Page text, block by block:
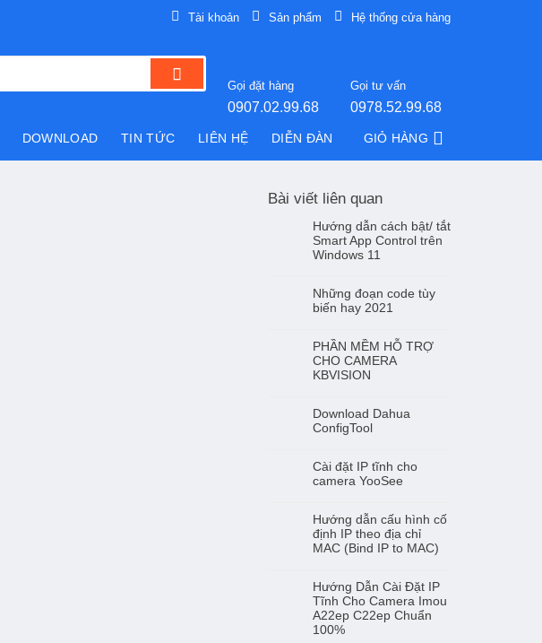
Tài khoản Sản phẩm Hệ thống cửa hàng
Gọi đặt hàng
0907.02.99.68
Gọi tư vấn
0978.52.99.68
DOWNLOAD TIN TỨC LIÊN HỆ DIỄN ĐÀN GIỎ HÀNG
Bài viết liên quan
Hướng dẫn cách bật/ tắt
Smart App Control trên
Windows 11
Những đoạn code tùy
biến hay 2021
PHẦN MỀM HỖ TRỢ
CHO CAMERA
KBVISION
Download Dahua
ConfigTool
Cài đặt IP tĩnh cho
camera YooSee
Hướng dẫn cấu hình cố
định IP theo địa chỉ
MAC (Bind IP to MAC)
Hướng Dẫn Cài Đặt IP
Tĩnh Cho Camera Imou
A22ep C22ep Chuẩn
100%